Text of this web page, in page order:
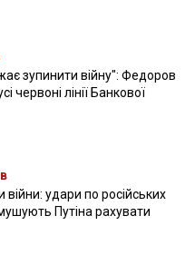
зупинити війну": Федоров
червоні лінії Банкової
війни: удари по російських
Путіна рахувати